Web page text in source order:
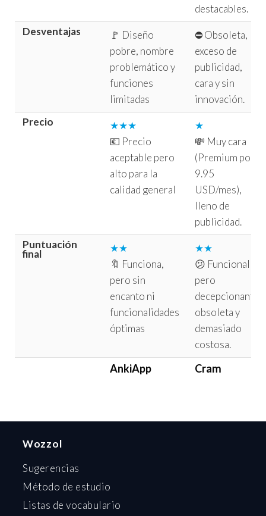
destacables.
Desventajas
🚩 Diseño
pobre, nombre
problemático y
funciones
limitadas
⛔ Obsoleta,
exceso de
publicidad,
cara y sin
innovación.
Precio
★★★
💶 Precio
aceptable pero
alto para la
calidad general
★
💸 Muy cara
(Premium por
9.95
USD/mes),
lleno de
publicidad.
Puntuación
final
★★
🔖 Funciona,
pero sin
encanto ni
funcionalidades
óptimas
★★
😕 Funcional
pero
decepcionante,
obsoleta y
demasiado
costosa.
AnkiApp Cram
Wozzol
Sugerencias
Método de estudio
Listas de vocabulario